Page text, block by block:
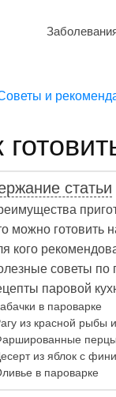
и
статьи
можно готовить
кого
советы по
паровой
в пароварке
из красной рыбы
перцы
из яблок с
в пароварке